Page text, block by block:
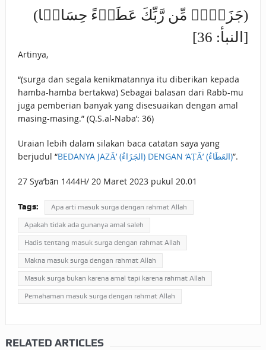
(جَزَاۤءࣰ مِّن رَّبِّكَ عَطَاۤءً حِسَابࣰا)
[النبأ: 36]
Artinya,
“(surga dan segala kenikmatannya itu diberikan kepada
hamba-hamba bertakwa) Sebagai balasan dari Rabb-mu
juga pemberian banyak yang disesuaikan dengan amal
masing-masing.” (Q.S.al-Naba’: 36)
Uraian lebih dalam silakan baca catatan saya yang
berjudul “
BEDANYA JAZĀ’ (الجَزَاءُ) DENGAN ‘AṬĀ’ (العَطَاءُ)”.
27 Sya’bān 1444H/ 20 Maret 2023 pukul 20.01
Tags: Apa arti masuk surga dengan rahmat Allah
Apakah tidak ada gunanya amal saleh
Hadis tentang masuk surga dengan rahmat Allah
Makna masuk surga dengan rahmat Allah
Masuk surga bukan karena amal tapi karena rahmat Allah
Pemahaman masuk surga dengan rahmat Allah
RELATED ARTICLES